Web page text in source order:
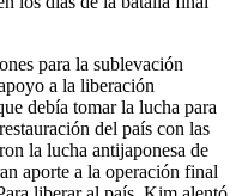
para la sublevación
a la liberación
debía tomar la lucha para
del país con las
la lucha antijaponesa de
aporte a la operación final